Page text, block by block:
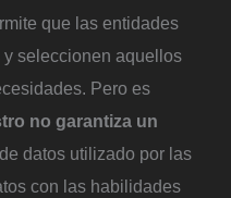
que las entidades
seleccionen aquellos
Pero es
no garantiza un
datos utilizado por las
con las habilidades